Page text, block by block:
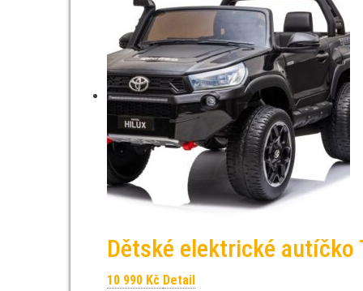
Dětské elektrické autíčko
10 990 Kč Detail